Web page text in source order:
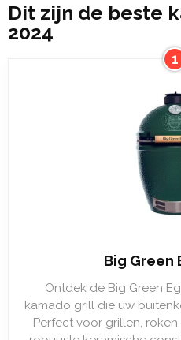
Dit zijn de beste
2024
1
Big Green
Ontdek de Big Green
kamado grill die uw
Perfect voor grillen,